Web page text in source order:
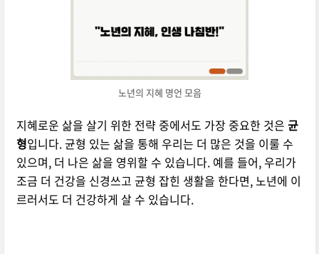
노년의 지혜 명언 모음
지혜로운 삶을 살기 위한 전략 중에서도 가장 중요한 것은 균
형입니다. 균형 있는 삶을 통해 우리는 더 많은 것을 이룰 수
있으며, 더 나은 삶을 영위할 수 있습니다. 예를 들어, 우리가
조금 더 건강을 신경쓰고 균형 잡힌 생활을 한다면, 노년에 이
르러서도 더 건강하게 살 수 있습니다.